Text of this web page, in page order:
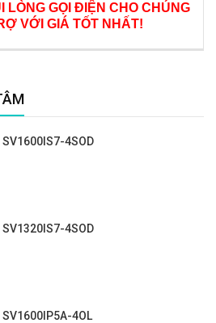
LÒNG GỌI ĐIỆN CHO CHÚNG
VỚI GIÁ TỐT NHẤT!
SV1600IS7-4SOD
SV1320IS7-4SOD
SV1600IP5A-4OL